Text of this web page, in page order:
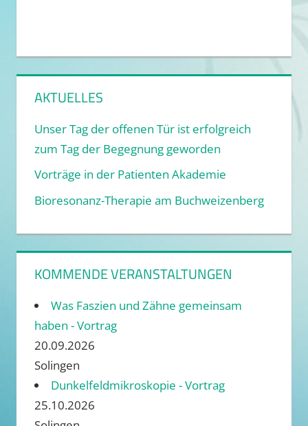
AKTUELLES
Unser Tag der offenen Tür ist erfolgreich
zum Tag der Begegnung geworden
Vorträge in der Patienten Akademie
Bioresonanz-Therapie am Buchweizenberg
KOMMENDE VERANSTALTUNGEN
Was Faszien und Zähne gemeinsam
haben - Vortrag
20.09.2026
Solingen
Dunkelfeldmikroskopie - Vortrag
25.10.2026